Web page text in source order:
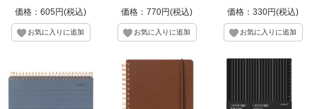
価格：605円(税込) 価格：770円(税込) 価格：330円(税込)